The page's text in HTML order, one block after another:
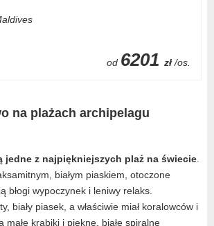
od 6201 zł /os.
na plażach archipelagu
jedne z najpiękniejszych plaż na świecie.
białym piaskiem, otoczone
błogi wypoczynek i leniwy relaks.
biały piasek, a właściwie miał koralowców i
małe krabiki i piękne, białe spiralne